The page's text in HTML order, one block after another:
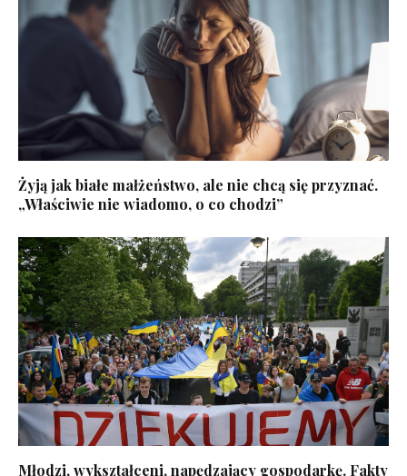
Żyją jak białe małżeństwo, ale nie chcą się przyznać.
„Właściwie nie wiadomo, o co chodzi”
Młodzi, wykształceni, napędzający gospodarkę. Fakty